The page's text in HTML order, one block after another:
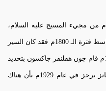
من أقدم اضطرابات الدماغ التي عرفها الإنسان. فقد ورد ذكر الصرع قبل أكثر من 2000 عام من مجيء المسيح عليه السلام،
وهنالك إشارات لذلك في النصوص الإغريقية القديمة وفي الإنجيل. ولم تكن هناك دراسات جادة إلا في أواسط فترة الـ 1800م فقد كان السير
تشارلز لوكوك أول من أوجد المسكنات التي ساعدت على التحكم بالنوبات في عام 1857م. وفي عام 1870م قام جون هقلنقز جاكسون بتحديد
الطبقة الخارجية للدماغ، أي القشرة الخارجية للدماغ وعرّفها بأنها ذلك الجزء المعني بالصرع. وأوضح هانز برجز في عام 1929م بأن هناك